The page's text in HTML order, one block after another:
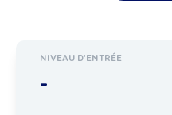
NIVEAU D'ENTRÉE
-